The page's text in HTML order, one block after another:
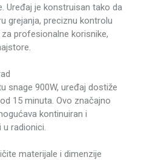
3 kg
Agm
PE, PB-C, PP-R,
PVC
+/- 10°C
0 - 300°C
Uređaj je konstruisan tako da
grejanja, preciznu kontrolu
profesionalne korisnike,
snage 900W, uređaj dostiže
15 minuta. Ovo značajno
kontinuiran i
u radionici.
materijale i dimenzije